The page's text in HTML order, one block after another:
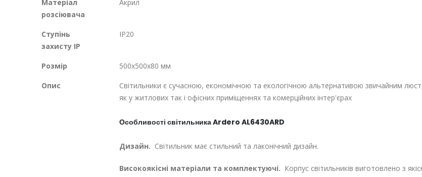
Матеріал
розсіювача
Акрил
Ступінь
захисту IP
IP20
Розмір 500х500х80 мм
Опис
Світильники є сучасною, економічною та екологічною альтернативою звичайним
як у житлових так і офісних приміщеннях та комерційних інтер'єрах
Особливості світильника Ardero AL6430ARD
Дизайн. Світильник має стильний та лаконічний дизайн.
Високоякісні матеріали та комплектуючі. Корпус світильників виготовлено з